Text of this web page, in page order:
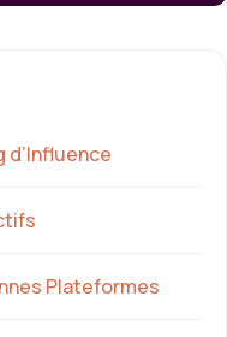
d’Influence
Plateformes